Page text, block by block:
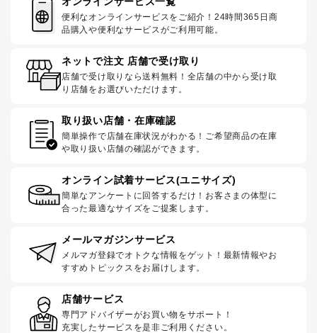
便利なオンラインサービスをご紹介！24時間365日商
品購入や便利なサービスがご利用可能。
ネットで注文 店舗で受け取り
店舗で受け取りなら送料無料！全店舗の中から受け取
り店舗をお選びいただけます。
取り扱い店舗・在庫確認
簡単操作で店舗在庫状況がわかる！ご希望商品の在庫
や取り扱い店舗の確認ができます。
オンライン試着サービス(ユニサイズ)
簡単なアンケートに回答するだけ！お客さまの体型に
合った最適なサイズをご提案します。
メールマガジンサービス
メルマガ登録でオトクな情報をゲット！最新情報やお
すすめトピックスをお届けします。
店舗サービス
専門アドバイザーがお買い物をサポート！
充実したサービスを是非ご利用ください。